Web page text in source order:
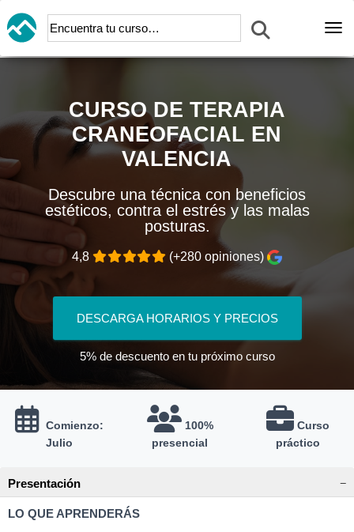
CURSO DE TERAPIA
CRANEOFACIAL EN
VALENCIA
Descubre una técnica con beneficios
estéticos, contra el estrés y las malas
posturas.
4,8 (+280 opiniones)
DESCARGA HORARIOS Y PRECIOS
5% de descuento en tu próximo curso
Comienzo:
Julio
100%
presencial
Curso
práctico
Presentación
LO QUE APRENDERÁS